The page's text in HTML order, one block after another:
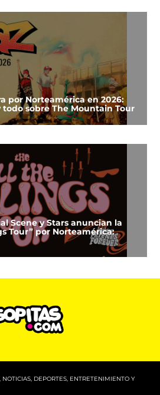
por Norteamérica en 2026:
todo sobre The Mountain Tour
Scene y Stars anuncian la
Tour” por Norteamérica:
DEPORTES, ENTRETENIMIENTO Y